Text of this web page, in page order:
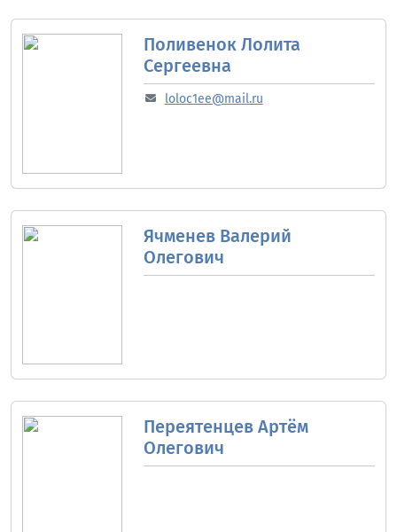
Поливенок Лолита
Сергеевна
loloc1ee@mail.ru
Ячменев Валерий
Олегович
Переятенцев Артём
Олегович